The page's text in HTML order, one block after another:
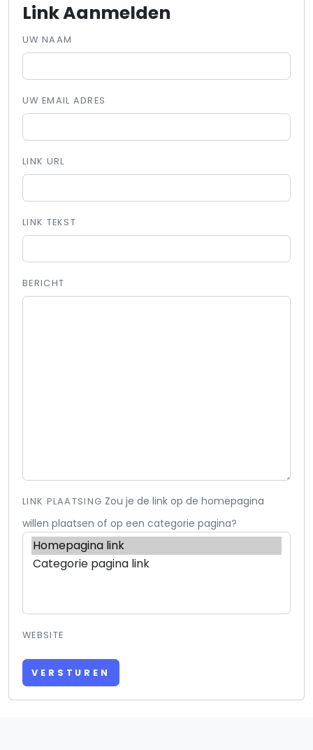
Link Aanmelden
UW NAAM
UW EMAIL ADRES
LINK URL
LINK TEKST
BERICHT
LINK PLAATSING Zou je de link op de homepagina
willen plaatsen of op een categorie pagina?
WEBSITE
VERSTUREN